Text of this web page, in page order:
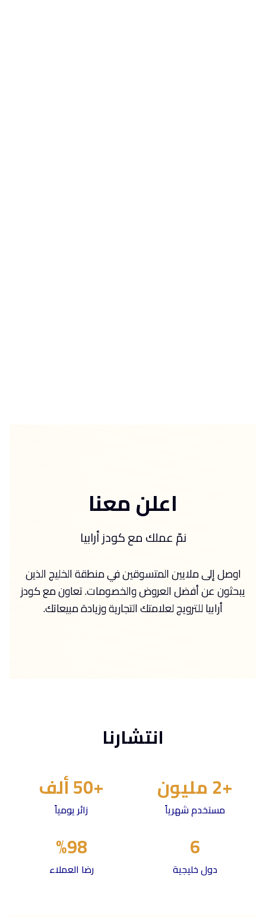
اعلن معنا
نمّ عملك مع كودز أرابيا
اوصل إلى ملايين المتسوقين في منطقة الخليج الذين
يبحثون عن أفضل العروض والخصومات. تعاون مع كودز
أرابيا للترويج لعلامتك التجارية وزيادة مبيعاتك.
انتشارنا
+2 مليون
مستخدم شهرياً
+50 ألف
زائر يومياً
6
دول خليجية
%98
رضا العملاء